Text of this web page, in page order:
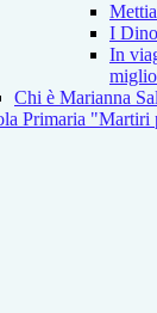
I
In
Chi è Marianna
Primaria "Martiri